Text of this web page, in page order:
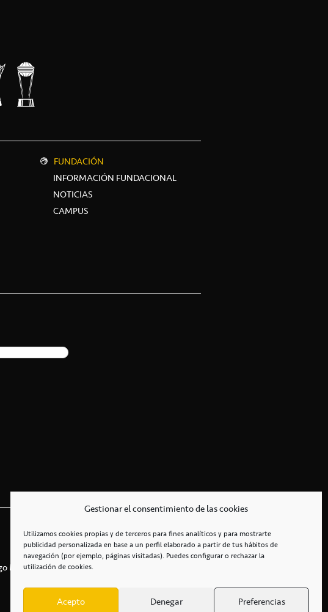
Gestionar el consentimiento de las cookies
Utilizamos cookies propias y de terceros para fines analíticos y para mostrarte
publicidad personalizada en base a un perfil elaborado a partir de tus hábitos de
navegación (por ejemplo, páginas visitadas). Puedes configurar o rechazar la
utilización de cookies.
Acepto Denegar Preferencias
FUNDACIÓN
INFORMACIÓN FUNDACIONAL
NOTICIAS
CAMPUS
Martín